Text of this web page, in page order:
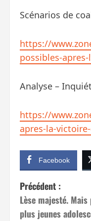
Scénarios de
https://
possibles-
Analyse –
https://
apres-la-
Facebook
N
a
Précédent :
Lèse majesté.
plus jeunes